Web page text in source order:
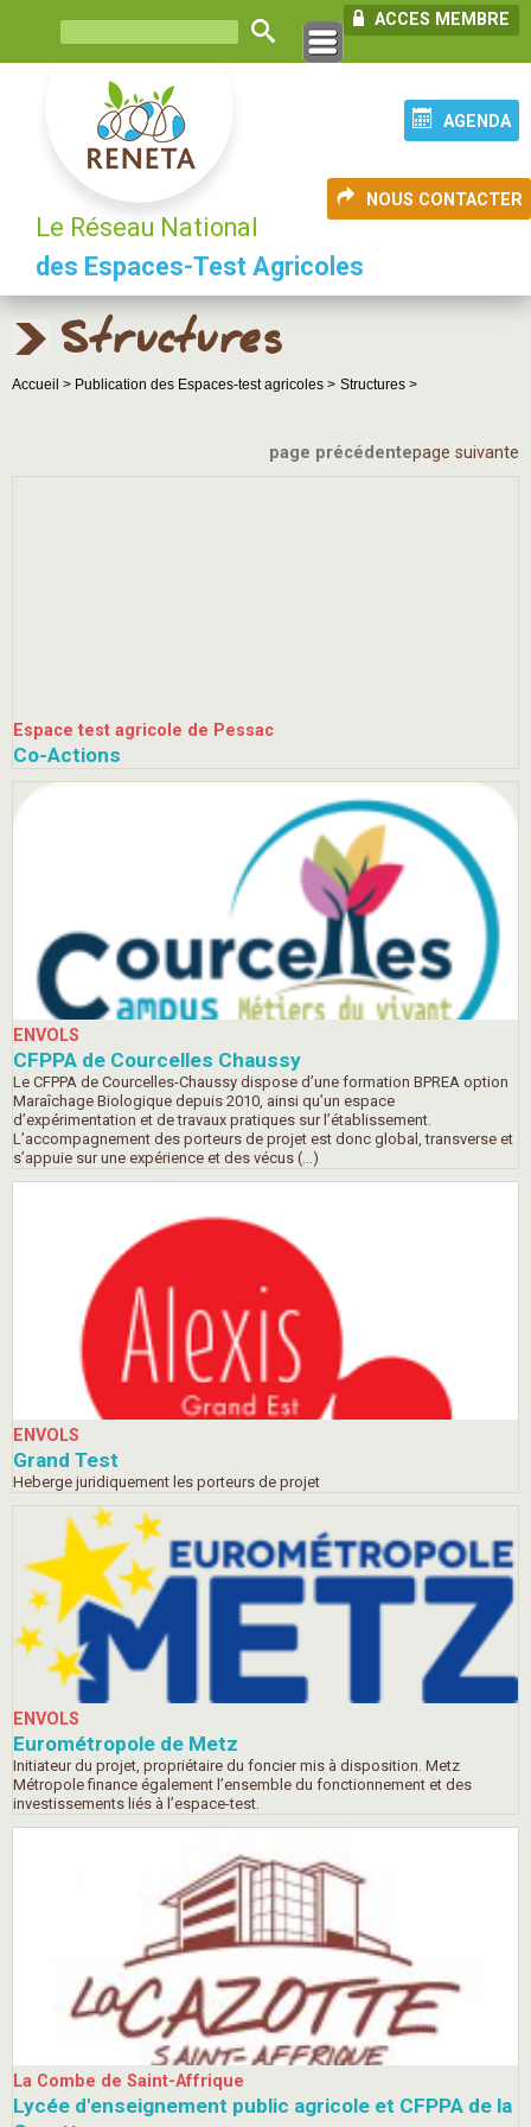
ACCES MEMBRE
AGENDA
NOUS CONTACTER
Le Réseau National
des Espaces-Test Agricoles
Structures
Accueil > Publication des Espaces-test agricoles > Structures >
page précédentepage suivante
Espace test agricole de Pessac
Co-Actions
ENVOLS
CFPPA de Courcelles Chaussy
Le CFPPA de Courcelles-Chaussy dispose d’une formation BPREA option
Maraîchage Biologique depuis 2010, ainsi qu’un espace
d’expérimentation et de travaux pratiques sur l’établissement.
L’accompagnement des porteurs de projet est donc global, transverse et
s’appuie sur une expérience et des vécus (…)
ENVOLS
Grand Test
Heberge juridiquement les porteurs de projet
ENVOLS
Eurométropole de Metz
Initiateur du projet, propriétaire du foncier mis à disposition. Metz
Métropole finance également l’ensemble du fonctionnement et des
investissements liés à l’espace-test.
La Combe de Saint-Affrique
Lycée d'enseignement public agricole et CFPPA de la